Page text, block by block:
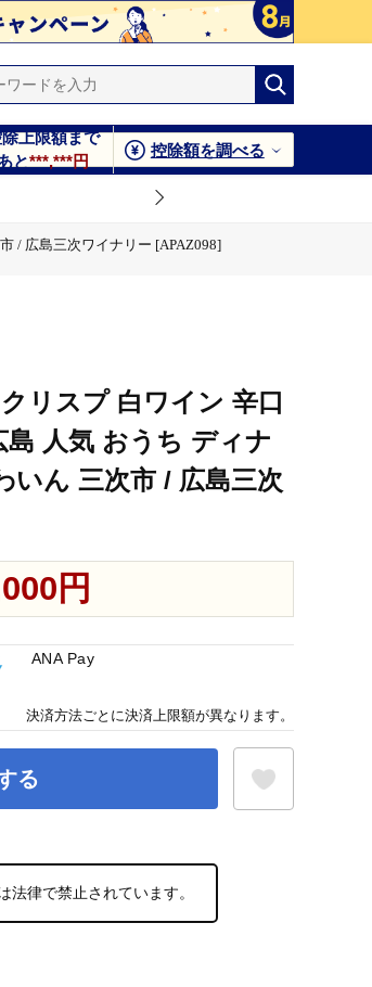
上限額まで
と***,***円
控除額を調べる
/ 広島三次ワイナリー [APAZ098]
リスプ 白ワイン 辛口
人気 おうち ディナ
いん 三次市 / 広島三次
円
る
律で禁止されています。
ANA Pay
決済方法ごとに決済上限額が異なります。